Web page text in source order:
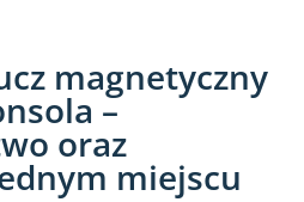
magnetyczny
–
oraz
miejscu